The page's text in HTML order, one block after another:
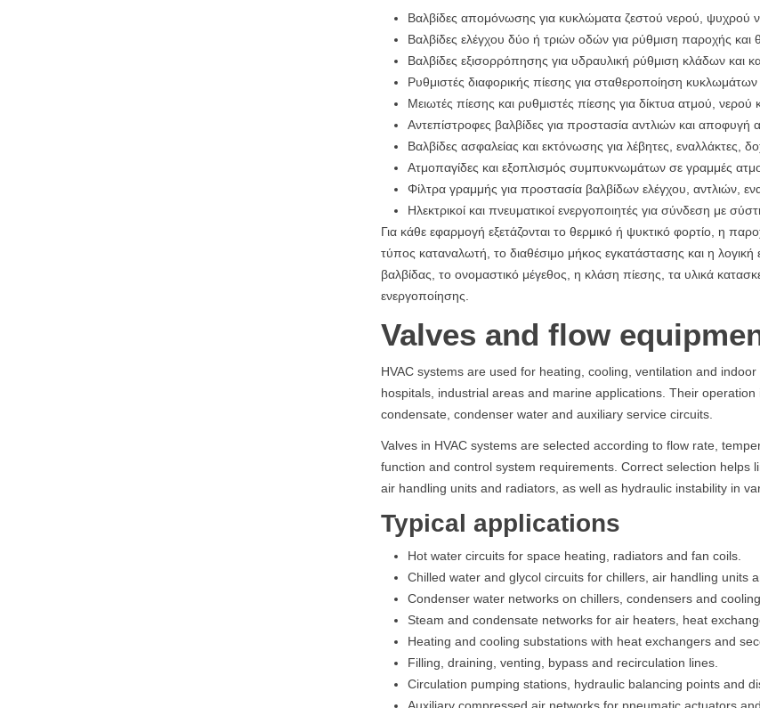
Βαλβίδες απομόνωσης για κυκλώματα ζεστού νερού, ψυχρού
Βαλβίδες ελέγχου δύο ή τριών οδών για ρύθμιση παροχής και
Βαλβίδες εξισορρόπησης για υδραυλική ρύθμιση κλάδων και
Ρυθμιστές διαφορικής πίεσης για σταθεροποίηση
Μειωτές πίεσης και ρυθμιστές πίεσης για δίκτυα ατμού,
Αντεπίστροφες βαλβίδες για προστασία αντλιών και αποφυγή
Βαλβίδες ασφαλείας και εκτόνωσης για λέβητες, εναλλάκτες,
Ατμοπαγίδες και εξοπλισμός συμπυκνωμάτων σε γραμμές
Φίλτρα γραμμής για προστασία βαλβίδων ελέγχου, αντλιών,
Ηλεκτρικοί και πνευματικοί ενεργοποιητές για σύνδεση με
Για κάθε εφαρμογή εξετάζονται το θερμικό ή ψυκτικό φορτίο, η
τύπος καταναλωτή, το διαθέσιμο μήκος εγκατάστασης και η λογική
βαλβίδας, το ονομαστικό μέγεθος, η κλάση πίεσης, τα υλικά
ενεργοποίησης.
Valves and flow
HVAC systems are used for heating, cooling, ventilation and
hospitals, industrial areas and marine applications. Their
condensate, condenser water and auxiliary service circuits.
Valves in HVAC systems are selected according to flow rate,
function and control system requirements. Correct selection helps
air handling units and radiators, as well as hydraulic instability in
Typical applications
Hot water circuits for space heating, radiators and fan coils.
Chilled water and glycol circuits for chillers, air handling units
Condenser water networks on chillers, condensers and
Steam and condensate networks for air heaters, heat
Heating and cooling substations with heat exchangers and
Filling, draining, venting, bypass and recirculation lines.
Circulation pumping stations, hydraulic balancing points and